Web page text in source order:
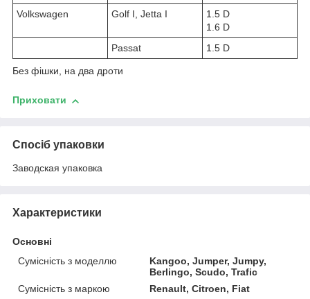
Volkswagen
Golf I, Jetta I
1.5 D
1.6 D
Passat
1.5 D
Без фішки, на два дроти
Приховати
Спосіб упаковки
Заводская упаковка
Характеристики
Основні
Сумісність з моделлю
Kangoo, Jumper, Jumpy,
Berlingo, Scudo, Trafic
Сумісність з маркою
Renault, Citroen, Fiat